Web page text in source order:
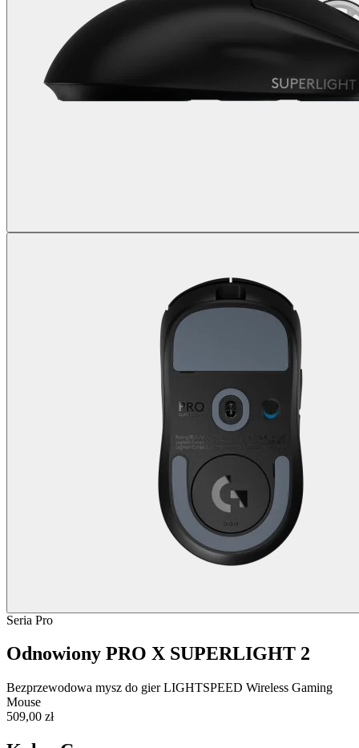
Seria Pro
Odnowiony PRO X SUPERLIGHT 2
Bezprzewodowa mysz do gier LIGHTSPEED Wireless Gaming
Mouse
509,00 zł